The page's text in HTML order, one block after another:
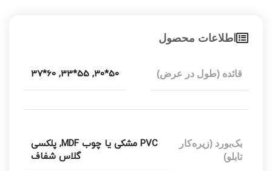
اطلاعات محصول
قائده (طول در عرض) 50*30
,
55*33
,
60*37
بک‌بورد (زیره‌کار
تابلو)
PVC مشکی یا چوب MDF , پلکسی
گلاس شفاف